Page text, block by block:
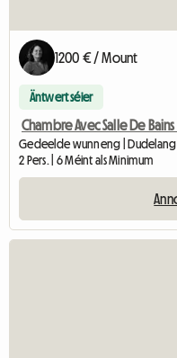
1200 € / Mount
Äntwert séier
Chambre Avec Salle De
Gedeelde wunneng |
2 Pers. | 6 Méint als Minimum